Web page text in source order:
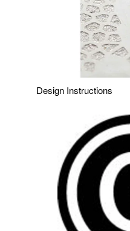
Design Instructions